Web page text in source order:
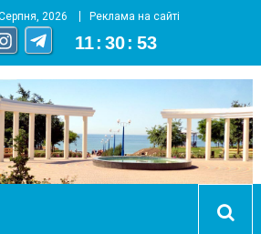
2026 Реклама на сайті
11 : 30 : 53
города Южный